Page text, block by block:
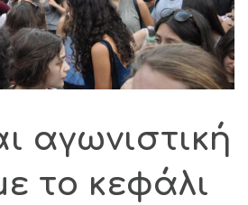
αγωνιστική
το κεφάλι